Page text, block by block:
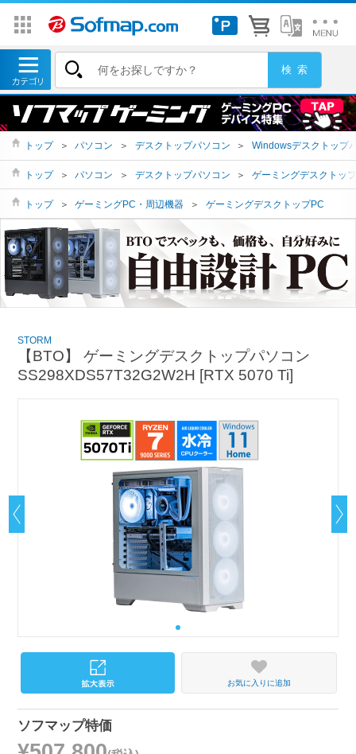
トップ ＞ パソコン ＞ デスクトップパソコン ＞ Windowsデスクトップ
トップ ＞ パソコン ＞ デスクトップパソコン ＞ ゲーミングデスクトッ
トップ ＞ ゲーミングPC・周辺機器 ＞ ゲーミングデスクトップPC
STORM
【BTO】 ゲーミングデスクトップパソコン
SS298XDS57T32G2W2H [RTX 5070 Ti]
お気に入りに追加
ソフマップ特価